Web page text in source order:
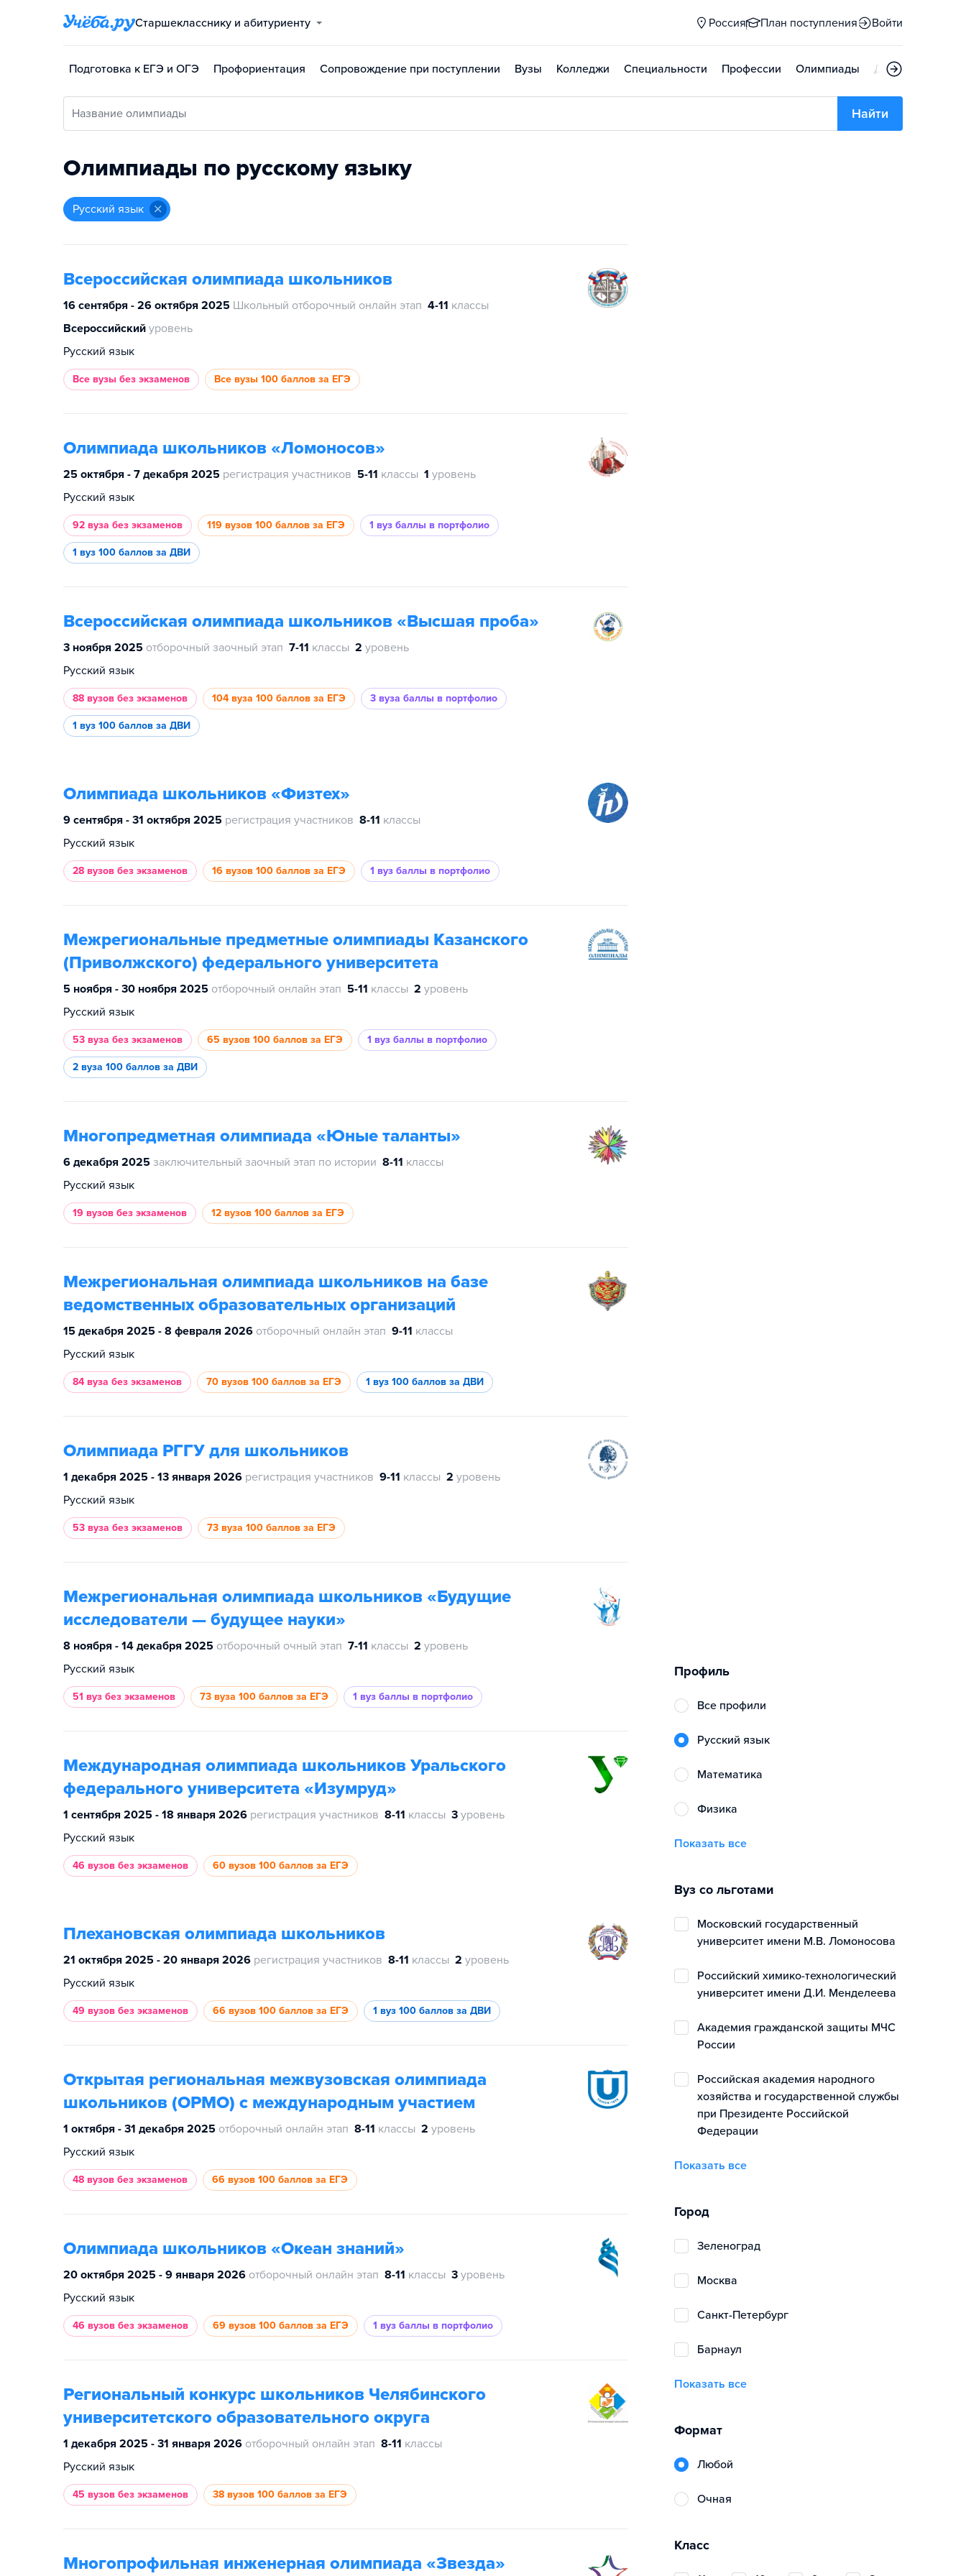
Старшекласснику и абитуриенту Россия План поступления Войти
Подготовка к ЕГЭ и ОГЭ Профориентация Сопровождение при поступлении Вузы Колледжи Специальности Профессии Олимпиады Дни открытых
Название олимпиады Найти
Олимпиады по русскому языку
русский язык
Всероссийская олимпиада школьников
16 сентября - 26 октября 2025 Школьный отборочный онлайн этап 4-11 классы
Всероссийский уровень
Русский язык
Все вузы без экзаменов Все вузы 100 баллов за ЕГЭ
Олимпиада школьников «Ломоносов»
25 октября - 7 декабря 2025 регистрация участников 5-11 классы 1 уровень
Русский язык
92 вуза без экзаменов 119 вузов 100 баллов за ЕГЭ 1 вуз баллы в портфолио
1 вуз 100 баллов за ДВИ
Всероссийская олимпиада школьников «Высшая проба»
3 ноября 2025 отборочный заочный этап 7-11 классы 2 уровень
Русский язык
88 вузов без экзаменов 104 вуза 100 баллов за ЕГЭ 3 вуза баллы в портфолио
1 вуз 100 баллов за ДВИ
Олимпиада школьников «Физтех»
9 сентября - 31 октября 2025 регистрация участников 8-11 классы
Русский язык
28 вузов без экзаменов 16 вузов 100 баллов за ЕГЭ 1 вуз баллы в портфолио
Межрегиональные предметные олимпиады Казанского
(Приволжского) федерального университета
5 ноября - 30 ноября 2025 отборочный онлайн этап 5-11 классы 2 уровень
Русский язык
53 вуза без экзаменов 65 вузов 100 баллов за ЕГЭ 1 вуз баллы в портфолио
2 вуза 100 баллов за ДВИ
Многопредметная олимпиада «Юные таланты»
6 декабря 2025 заключительный заочный этап по истории 8-11 классы
Русский язык
19 вузов без экзаменов 12 вузов 100 баллов за ЕГЭ
Межрегиональная олимпиада школьников на базе
ведомственных образовательных организаций
15 декабря 2025 - 8 февраля 2026 отборочный онлайн этап 9-11 классы
Русский язык
84 вуза без экзаменов 70 вузов 100 баллов за ЕГЭ 1 вуз 100 баллов за ДВИ
Олимпиада РГГУ для школьников
1 декабря 2025 - 13 января 2026 регистрация участников 9-11 классы 2 уровень
Русский язык
53 вуза без экзаменов 73 вуза 100 баллов за ЕГЭ
Межрегиональная олимпиада школьников «Будущие
исследователи — будущее науки»
8 ноября - 14 декабря 2025 отборочный очный этап 7-11 классы 2 уровень
Русский язык
51 вуз без экзаменов 73 вуза 100 баллов за ЕГЭ 1 вуз баллы в портфолио
Международная олимпиада школьников Уральского
федерального университета «Изумруд»
1 сентября 2025 - 18 января 2026 регистрация участников 8-11 классы 3 уровень
Русский язык
46 вузов без экзаменов 60 вузов 100 баллов за ЕГЭ
Плехановская олимпиада школьников
21 октября 2025 - 20 января 2026 регистрация участников 8-11 классы 2 уровень
Русский язык
49 вузов без экзаменов 66 вузов 100 баллов за ЕГЭ 1 вуз 100 баллов за ДВИ
Открытая региональная межвузовская олимпиада
школьников (ОРМО) с международным участием
1 октября - 31 декабря 2025 отборочный онлайн этап 8-11 классы 2 уровень
Русский язык
48 вузов без экзаменов 66 вузов 100 баллов за ЕГЭ
Олимпиада школьников «Океан знаний»
20 октября 2025 - 9 января 2026 отборочный онлайн этап 8-11 классы 3 уровень
Русский язык
46 вузов без экзаменов 69 вузов 100 баллов за ЕГЭ 1 вуз баллы в портфолио
Региональный конкурс школьников Челябинского
университетского образовательного округа
1 декабря 2025 - 31 января 2026 отборочный онлайн этап 8-11 классы
Русский язык
45 вузов без экзаменов 38 вузов 100 баллов за ЕГЭ
Многопрофильная инженерная олимпиада «Звезда»
Профиль
Все профили
русский язык
математика
физика
Показать все
Вуз со льготами
Московский государственный
университет имени М.В. Ломоносова
Российский химико-технологический
университет имени Д.И. Менделеева
Академия гражданской защиты МЧС
России
Российская академия народного
хозяйства и государственной службы
при Президенте Российской
Федерации
Показать все
Город
Зеленоград
Москва
Санкт-Петербург
Барнаул
Показать все
Формат
Любой
очная
Класс